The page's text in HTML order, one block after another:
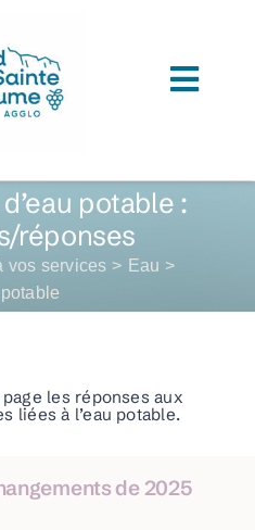
ADMINISTRATION
SERVICES
ACTUS
potable :
réponses
vos services
Eau
les réponses aux
liées à l’eau potable.
de 2025